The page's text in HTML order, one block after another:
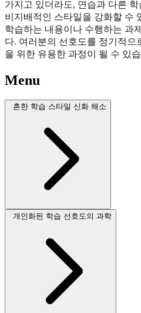
가지고 있더라도, 연습과 다른
비지배적인 스타일을 강화할 수
학습하는 내용이나 수행하는 과
다. 여러분의 선호도를 정기적
을 위한 유용한 과정이 될 수 있
Menu
흔한 학습 스타일 신화 해소
개인화된 학습 선호도의 과학